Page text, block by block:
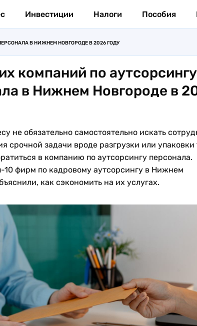
Инвестиции Налоги Пособия
В НИЖНЕМ НОВГОРОДЕ В 2026 ГОДУ
компаний по аутсорсингу
в Нижнем Новгороде в
не обязательно самостоятельно искать
срочной задачи вроде разгрузки или упаковки
в компанию по аутсорсингу персонала.
10 фирм по кадровому аутсорсингу в Нижнем
как сэкономить на их услугах.